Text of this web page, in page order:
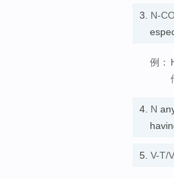
3. N-
例：
4. N
5. V-T/